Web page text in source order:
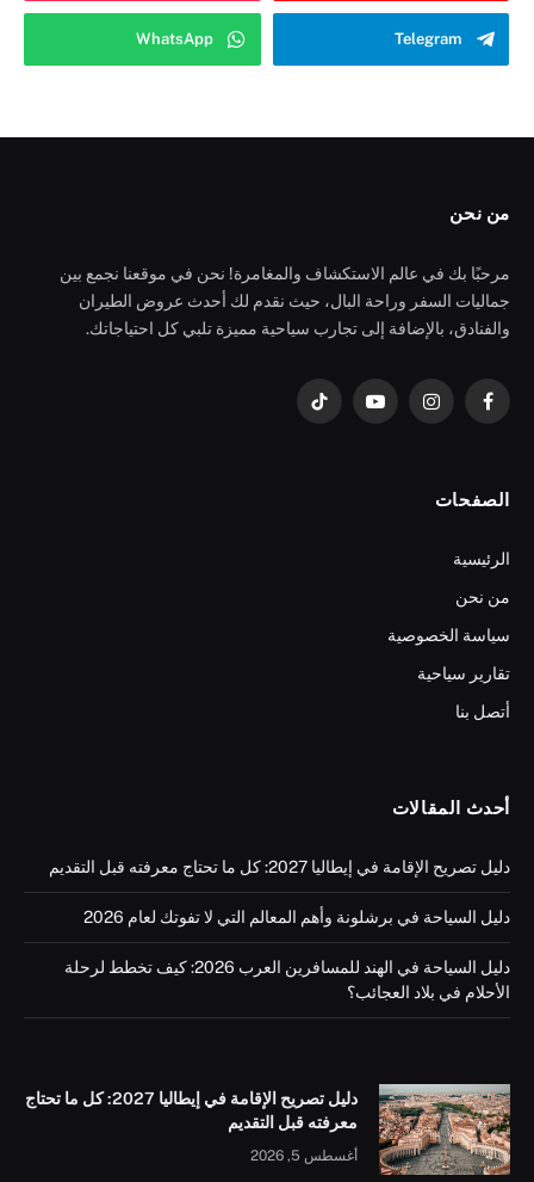
Telegram
WhatsApp
من نحن
مرحبًا بك في عالم الاستكشاف والمغامرة! نحن في موقعنا نجمع بين
جماليات السفر وراحة البال، حيث نقدم لك أحدث عروض الطيران
والفنادق، بالإضافة إلى تجارب سياحية مميزة تلبي كل احتياجاتك.
فيسبوكالانستغراميوتيوب تيكتوك
الصفحات
الرئيسية
من نحن
سياسة الخصوصية
تقارير سياحية
أتصل بنا
أحدث المقالات
دليل تصريح الإقامة في إيطاليا 2027: كل ما تحتاج معرفته قبل التقديم
دليل السياحة في برشلونة وأهم المعالم التي لا تفوتك لعام 2026
دليل السياحة في الهند للمسافرين العرب 2026: كيف تخطط لرحلة
الأحلام في بلاد العجائب؟
دليل تصريح الإقامة في إيطاليا 2027: كل ما تحتاج
معرفته قبل التقديم
أغسطس 5, 2026